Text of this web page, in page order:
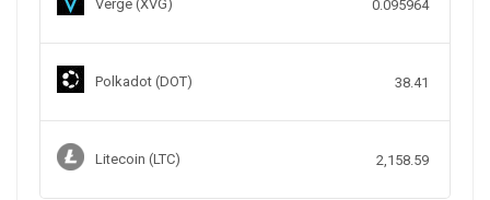
Verge (XVG) 0.095964
Polkadot (DOT) 38.41
Litecoin (LTC) 2,158.59